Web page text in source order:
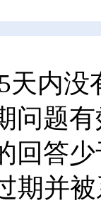
天内
问题
回答
期并